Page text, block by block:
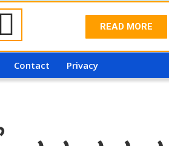
READ MORE
Contact Privacy